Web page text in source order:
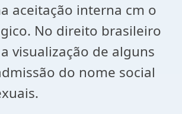
aceitação interna cm o
No direito brasileiro
visualização de alguns
do nome social